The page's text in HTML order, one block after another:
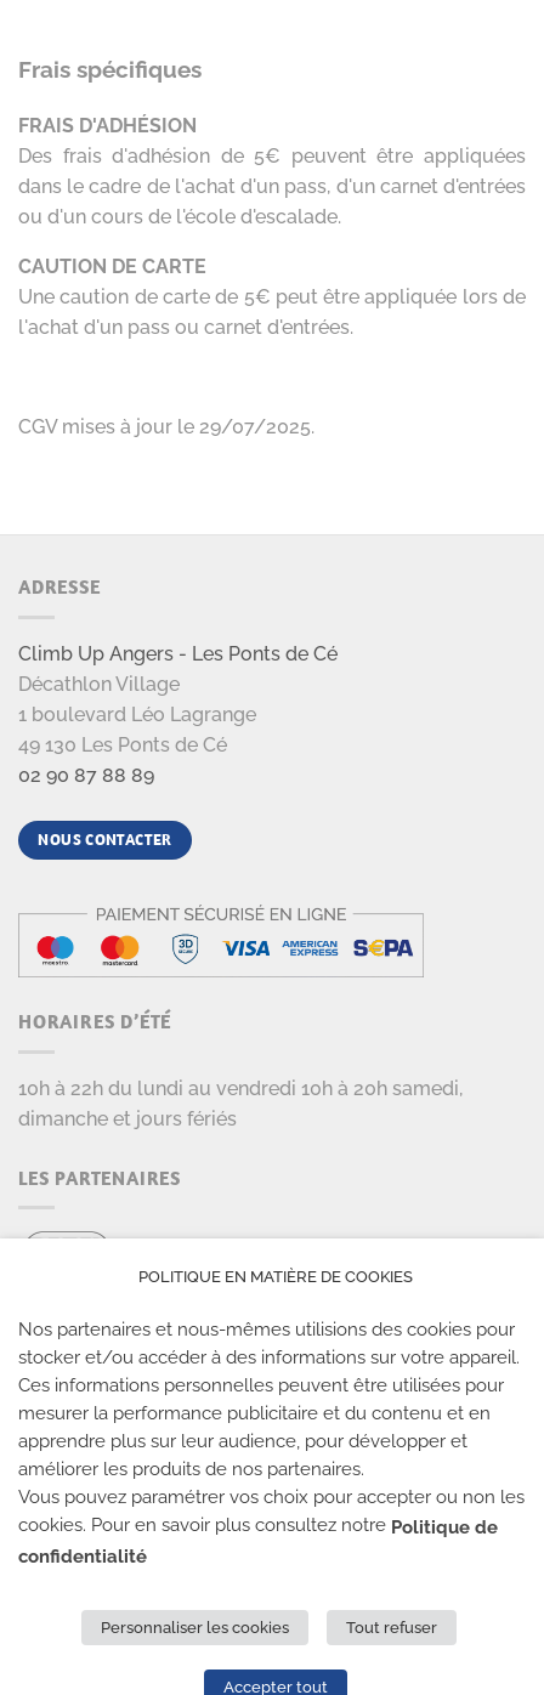
ADRESSE
Climb Up Angers - Les Ponts de Cé
Décathlon Village
1 boulevard Léo Lagrange
49 130 Les Ponts de Cé
02 90 87 88 89
NOUS CONTACTER
HORAIRES D’ÉTÉ
10h à 22h du lundi au vendredi 10h à 20h samedi,
dimanche et jours fériés
LES PARTENAIRES
LES SALLES CLIMB UP
Climb Up vous accueille dans ses salles, partout en
France
TROUVE TA SALLE
CONFIDENTIALITÉ
POLITIQUE EN MATIÈRE DE COOKIES
Nos partenaires et nous-mêmes utilisions des cookies pour
stocker et/ou accéder à des informations sur votre appareil.
Ces informations personnelles peuvent être utilisées pour
mesurer la performance publicitaire et du contenu et en
apprendre plus sur leur audience, pour développer et
améliorer les produits de nos partenaires.
Vous pouvez paramétrer vos choix pour accepter ou non les
cookies. Pour en savoir plus consultez notre Politique de
confidentialité
Personnaliser les cookies Tout refuser
Accepter tout